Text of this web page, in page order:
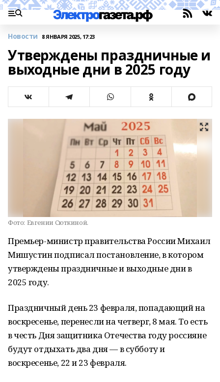
Новости 8 ЯНВАРЯ 2025, 17:23
Утверждены праздничные и
выходные дни в 2025 году
Фото: Евгении Сюткиной.
Премьер-министр правительства России Михаил
Мишустин подписал постановление, в котором
утверждены праздничные и выходные дни в
2025 году.
Праздничный день 23 февраля, попадающий на
воскресенье, перенесли на четверг, 8 мая. То есть
в честь Дня защитника Отечества году россияне
будут отдыхать два дня — в субботу и
воскресенье, 22 и 23 февраля.